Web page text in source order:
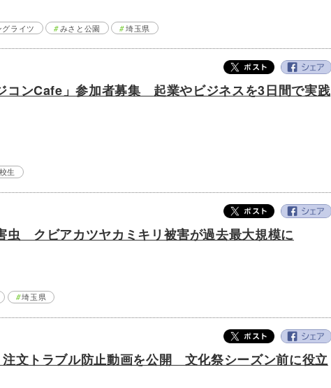
ライツ みさと公園 埼玉県
コンCafe」参加者募集 起業やビジネスを3日間で実践
生
虫 クビアカツヤカミキリ被害が過去最大規模に
埼玉県
文トラブル防止動画を公開 文化祭シーズン前に役立